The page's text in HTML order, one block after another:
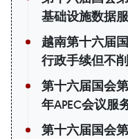
基础设施数据
越南第十六届
行政手续但不
第十六届国会
年APEC会议服
第十六届国会